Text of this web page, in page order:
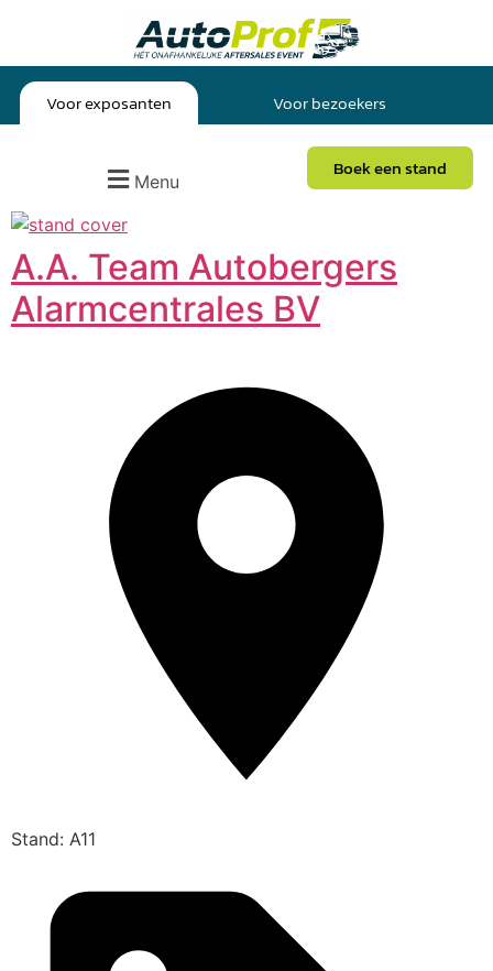
Voor exposanten Voor bezoekers
Menu
Boek een stand
A.A. Team Autobergers
Alarmcentrales BV
Stand: A11